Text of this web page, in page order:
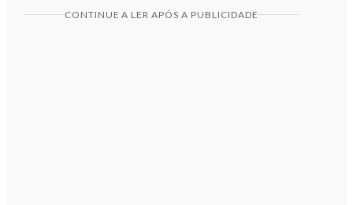
CONTINUE A LER APÓS A PUBLICIDADE